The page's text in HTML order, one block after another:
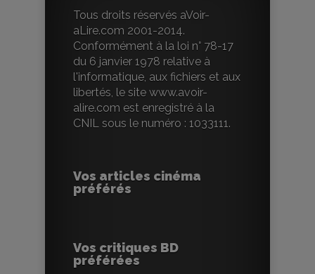
Tous droits réservés aVoir-
aLire.com 2001-2014.
Conformément à la loi n° 78-17
du 6 janvier 1978 relative à
l'informatique, aux fichiers et aux
libertés, le site www.avoir-
alire.com est enregistré à la
CNIL sous le numéro : 1033111.
Vos articles cinéma
préférés
Vos critiques BD
préférées